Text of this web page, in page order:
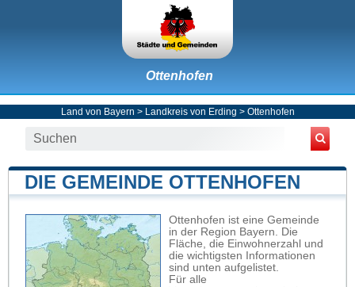
Ottenhofen
Land von Bayern > Landkreis von Erding > Ottenhofen
DIE GEMEINDE OTTENHOFEN
Ottenhofen ist eine Gemeinde
in der Region Bayern. Die
Fläche, die Einwohnerzahl und
die wichtigsten Informationen
sind unten aufgelistet.
Für alle